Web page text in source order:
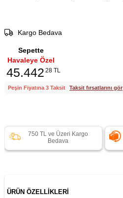
Kargo Bedava
Sepette
Havaleye Özel
45.442 28 TL
Peşin Fiyatına 3 Taksit Taksit fırsatlarını gör
750 TL ve Üzeri Kargo
Bedava
ÜRÜN ÖZELLIKLERI